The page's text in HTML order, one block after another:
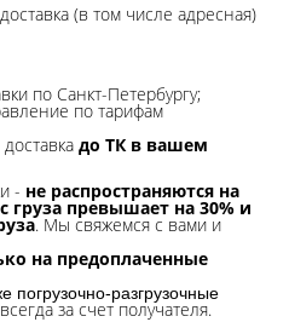
(в том числе адресная)
по Санкт-Петербургу;
по тарифам
до ТК в вашем
- не распространяются на
груза превышает на 30% и
. Мы свяжемся с вами и
на предоплаченные
погрузочно-разгрузочные
всегда за счет получателя.